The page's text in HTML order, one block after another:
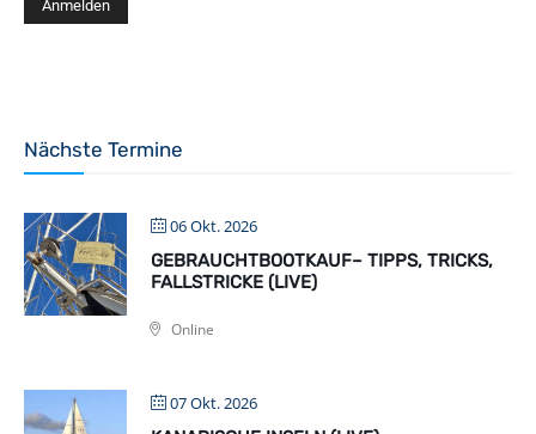
Nächste Termine
06 Okt. 2026
GEBRAUCHTBOOTKAUF– TIPPS, TRICKS,
FALLSTRICKE (LIVE)
Online
07 Okt. 2026